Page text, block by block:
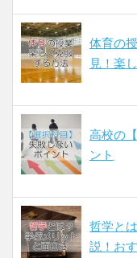
体育の
見！楽
高校の
ント
哲学と
説！お